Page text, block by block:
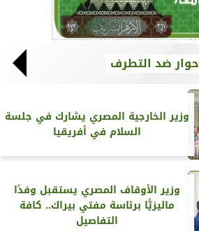
حوار ضد التطرف
وزير الخارجية المصري يشارك في جلسة
السلام في أفريقيا
وزير الأوقاف المصري يستقبل وفدًا
ماليزيًّا برئاسة مفتي بيراك.. كافة
التفاصيل